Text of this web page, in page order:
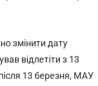
змінити дату
відлетіти з 13
13 березня, МАУ